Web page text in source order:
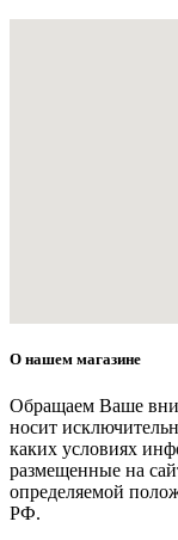
О нашем магазине
Обращаем Ваше
носит
каких условиях
размещенные на
определяемой
РФ.